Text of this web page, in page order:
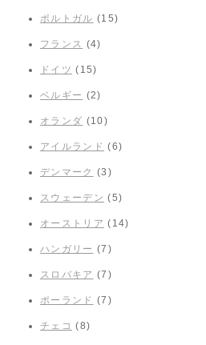
ポルトガル (15)
フランス (4)
ドイツ (15)
ベルギー (2)
オランダ (10)
アイルランド (6)
デンマーク (3)
スウェーデン (5)
オーストリア (14)
ハンガリー (7)
スロバキア (7)
ポーランド (7)
チェコ (8)